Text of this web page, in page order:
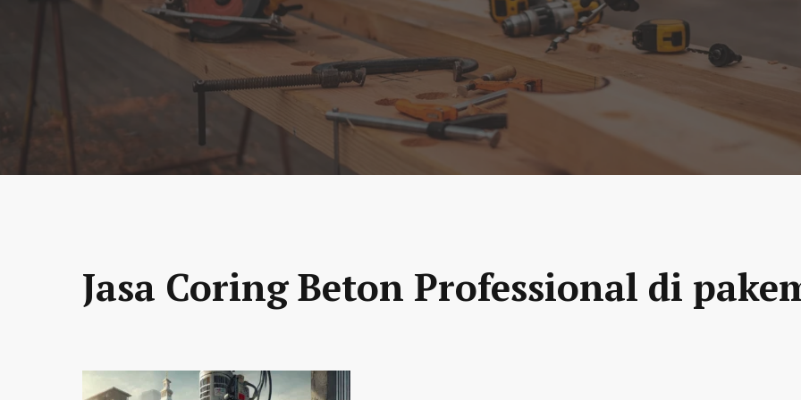
Jasa Coring Beton Professional di